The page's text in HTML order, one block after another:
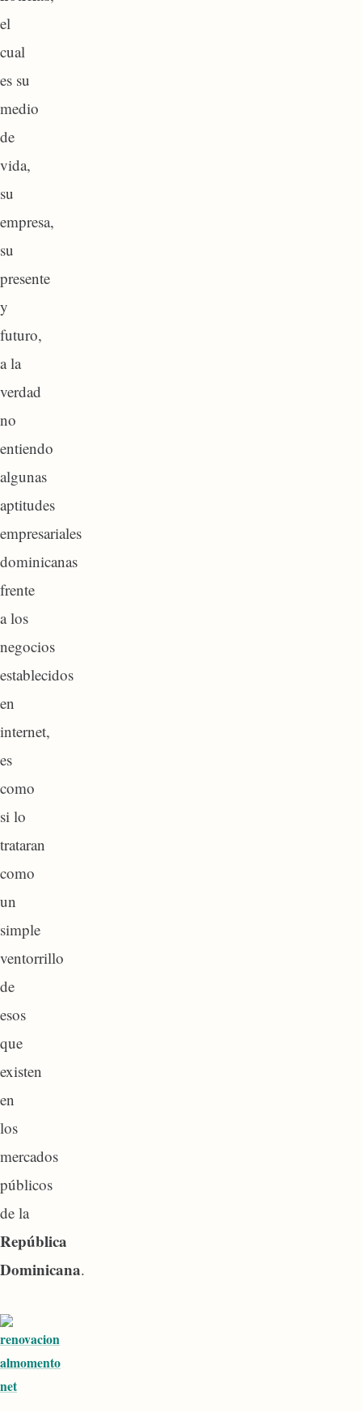
el
cual
es su
medio
de
vida,
su
empresa,
su
presente
y
futuro,
a la
verdad
no
entiendo
algunas
aptitudes
empresariales
dominicanas
frente
a los
negocios
establecidos
en
internet,
es
como
si lo
trataran
como
un
simple
ventorrillo
de
esos
que
existen
en
los
mercados
públicos
de la
República
Dominicana.